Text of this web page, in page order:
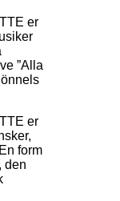
er
”Alla
er
form
den